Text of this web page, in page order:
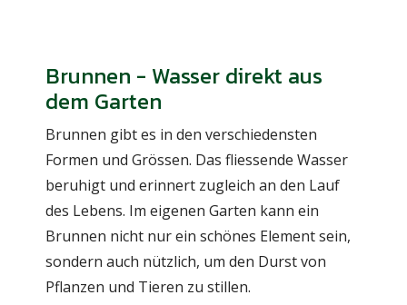
Brunnen - Wasser direkt aus
dem Garten
Brunnen gibt es in den verschiedensten
Formen und Grössen. Das fliessende Wasser
beruhigt und erinnert zugleich an den Lauf
des Lebens. Im eigenen Garten kann ein
Brunnen nicht nur ein schönes Element sein,
sondern auch nützlich, um den Durst von
Pflanzen und Tieren zu stillen.